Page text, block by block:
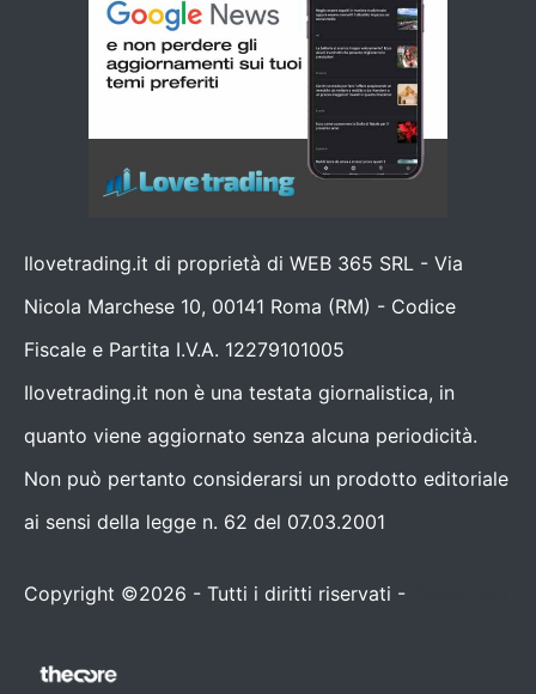
Ilovetrading.it di proprietà di WEB 365 SRL - Via
Nicola Marchese 10, 00141 Roma (RM) - Codice
Fiscale e Partita I.V.A. 12279101005
Ilovetrading.it non è una testata giornalistica, in
quanto viene aggiornato senza alcuna periodicità.
Non può pertanto considerarsi un prodotto editoriale
ai sensi della legge n. 62 del 07.03.2001
Copyright ©2026 - Tutti i diritti riservati -